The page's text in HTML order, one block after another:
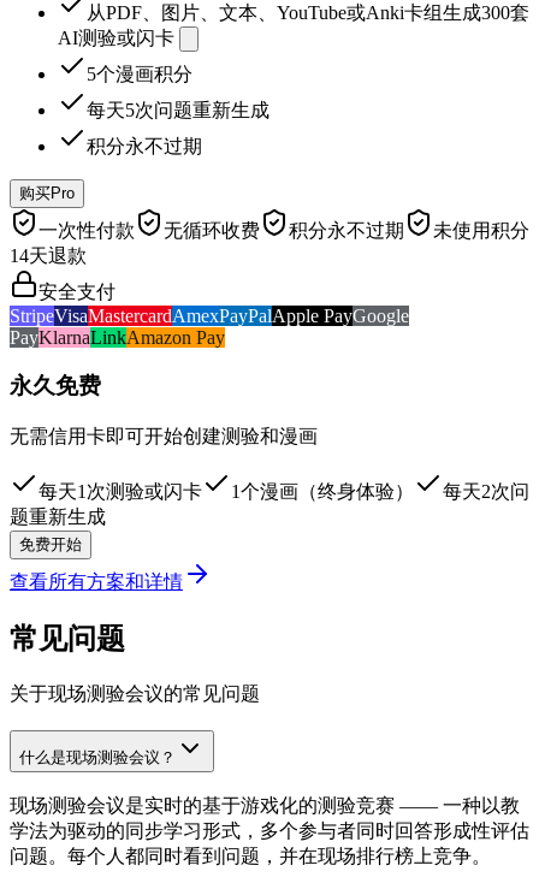
从PDF、图片、文本、YouTube或Anki卡组生成300套
AI测验或闪卡
5个漫画积分
每天5次问题重新生成
积分永不过期
购买Pro
一次性付款 无循环收费 积分永不过期
未使用积分
14天退款
安全支付
StripeVisaMastercardAmexPayPalApple PayGoogle
PayKlarnaLinkAmazon Pay
永久免费
无需信用卡即可开始创建测验和漫画
每天1次测验或闪卡 1个漫画（终身体验）
每天2次问
题重新生成
免费开始
查看所有方案和详情
常见问题
关于现场测验会议的常见问题
什么是现场测验会议？
现场测验会议是实时的基于游戏化的测验竞赛 —— 一种以教
学法为驱动的同步学习形式，多个参与者同时回答形成性评估
问题。每个人都同时看到问题，并在现场排行榜上竞争。